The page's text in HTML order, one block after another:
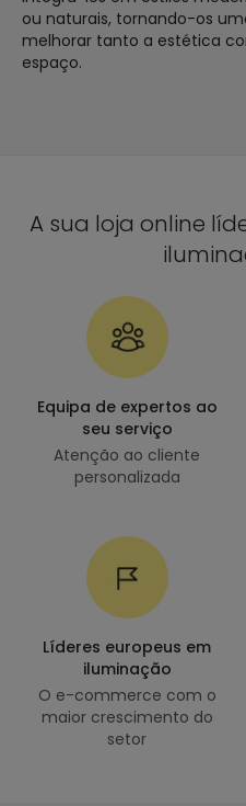
ou naturais, tornando-os
melhorar tanto a estética
espaço.
A sua loja online
Equipa de expertos ao
seu serviço
Atenção ao cliente
personalizada
Líderes europeus em
iluminação
O e-commerce com o
maior crescimento do
setor